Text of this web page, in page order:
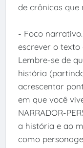
de crônicas que
- Foco
escrever o
Lembre-se de
história
acrescentar
em que você
NARRADOR-
a história e ao
como